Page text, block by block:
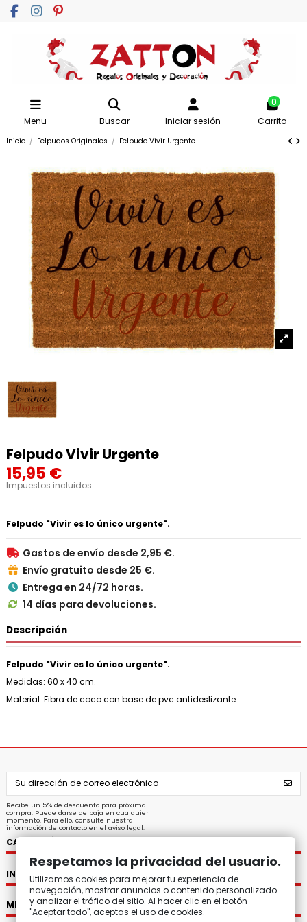
Menu Buscar Iniciar sesión
0
Carrito
Inicio Felpudos Originales Felpudo Vivir Urgente
Felpudo Vivir Urgente
15,95 €
Impuestos incluidos
Felpudo "Vivir es lo único urgente".
 Gastos de envío desde 2,95 €.
 Envío gratuito desde 25 €.
 Entrega en 24/72 horas.
 14 días para devoluciones.
Descripción
Felpudo "Vivir es lo único urgente".
Medidas: 60 x 40 cm.
Material: Fibra de coco con base de pvc antideslizante.
Recibe un 5% de descuento para próxima
compra. Puede darse de baja en cualquier
momento. Para ello, consulte nuestra
información de contacto en el aviso legal.
CATEGORÍAS
INFORMACIÓN
MI CUENTA
Respetamos la privacidad del usuario.
Utilizamos cookies para mejorar tu experiencia de
navegación, mostrar anuncios o contenido personalizado
y analizar el tráfico del sitio. Al hacer clic en el botón
"Aceptar todo", aceptas el uso de cookies.